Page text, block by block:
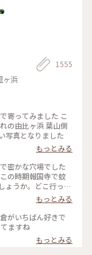
ヶ浜
1555
の由比ヶ浜 葉山側
写真となりました
もっとみる
密かな穴場でした
の時期報国寺で蚊
ょうか。どこ行っ
もっとみる
てますね
もっとみる